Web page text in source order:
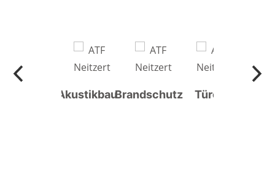
AkustikbauBrandschutz Türen